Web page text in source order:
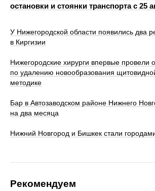
остановки и стоянки транспорта с 25
У Нижегородской области появились два
в Киргизии
Нижегородские хирурги впервые провели
по удалению новообразования
методике
Бар в Автозаводском районе Нижнего
на два месяца
Нижний Новгород и Бишкек стали
Рекомендуем